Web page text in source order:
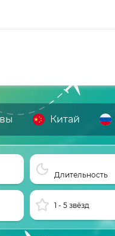
Китай
Длительность
1 - 5 звёзд